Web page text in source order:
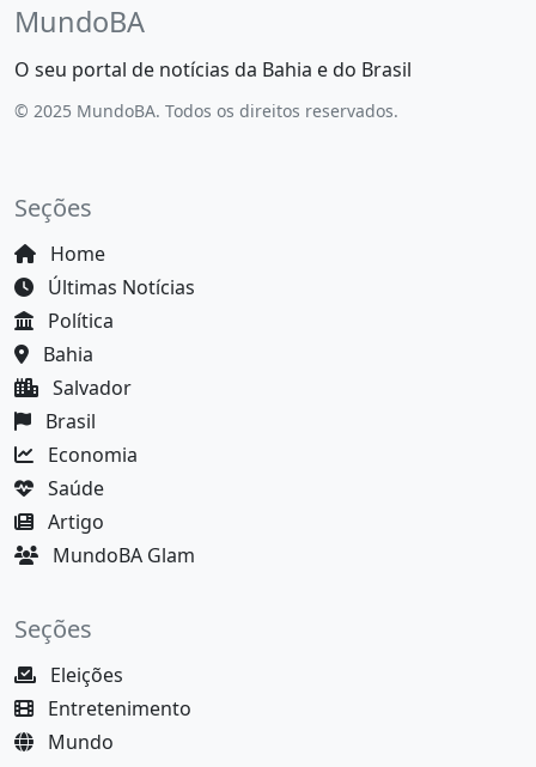
MundoBA
O seu portal de notícias da Bahia e do Brasil
© 2025 MundoBA. Todos os direitos reservados.
Seções
Home
Últimas Notícias
Política
Bahia
Salvador
Brasil
Economia
Saúde
Artigo
MundoBA Glam
Seções
Eleições
Entretenimento
Mundo